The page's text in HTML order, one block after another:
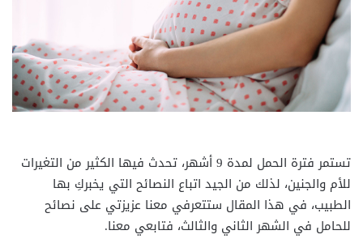
تستمر فترة الحمل لمدة 9 أشهر، تحدث فيها الكثير من التغيرات
للأم والجنين، لذلك من الجيد اتباع النصائح التي يخبركِ بها
الطبيب، في هذا المقال ستتعرفي معنا عزيزتي على نصائح
للحامل في الشهر الثاني والثالث، فتابعي معنا.